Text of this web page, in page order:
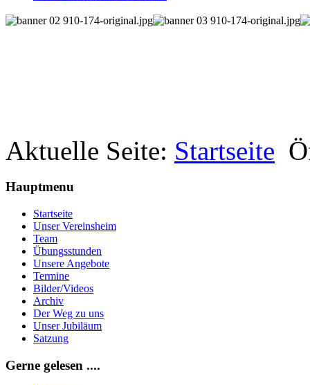
Aktuelle Seite: Startseite
Hauptmenu
Startseite
Unser Vereinsheim
Team
Übungsstunden
Unsere Angebote
Termine
Bilder/Videos
Archiv
Der Weg zu uns
Unser Jubiläum
Satzung
Gerne gelesen ....